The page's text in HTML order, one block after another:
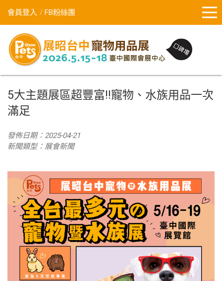
會員登入 FB粉絲團
5大主題展區超豐富‼️寵物、水族用品一次
滿足
發佈日期：2025-04-21
新聞類型：展會新聞